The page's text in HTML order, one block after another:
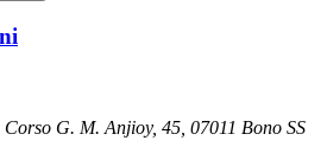
G. M. Anjioy, 45, 07011 Bono SS